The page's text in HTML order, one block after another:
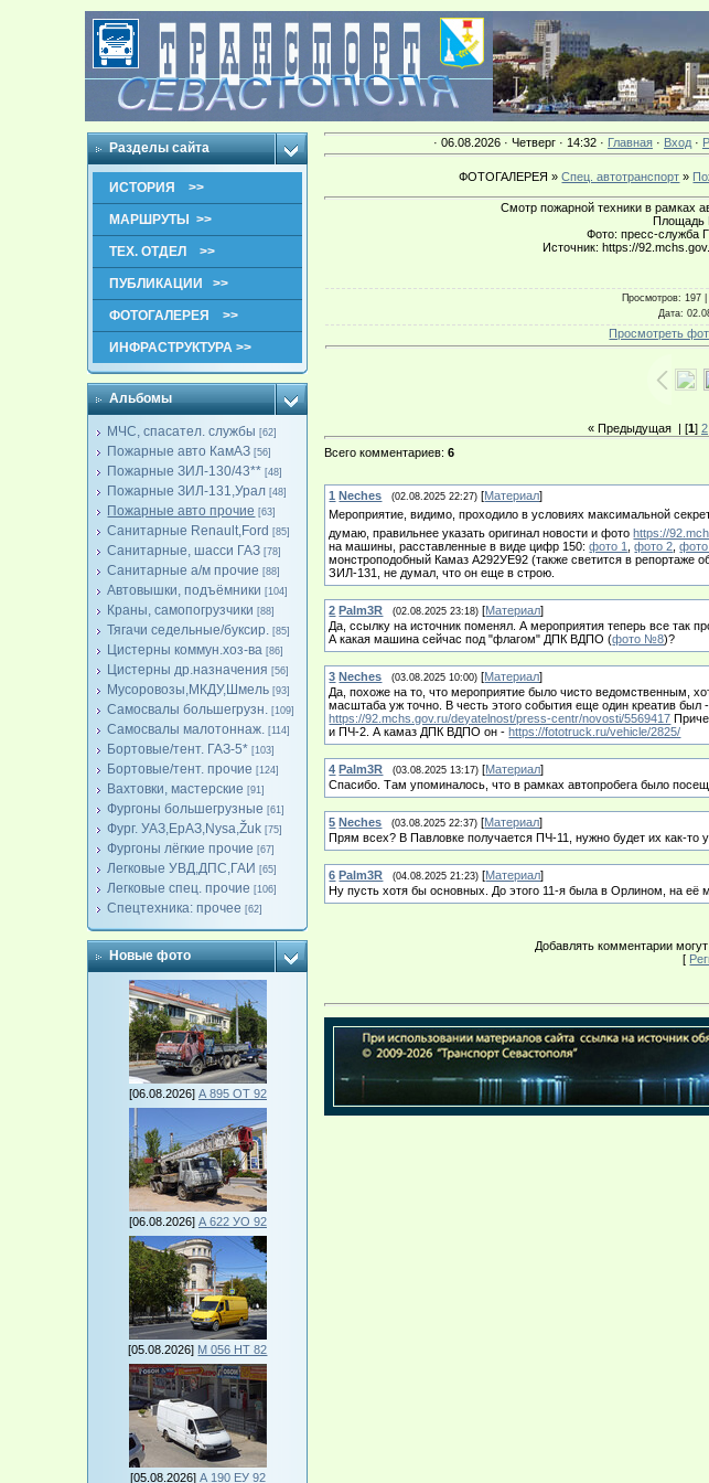
Разделы сайта
ИСТОРИЯ >>
МАРШРУТЫ >>
ТЕХ. ОТДЕЛ >>
ПУБЛИКАЦИИ >>
ФОТОГАЛЕРЕЯ >>
ИНФРАСТРУКТУРА >>
Альбомы
МЧС, спасател. службы [62]
Пожарные авто КамАЗ [56]
Пожарные ЗИЛ-130/43** [48]
Пожарные ЗИЛ-131,Урал [48]
Пожарные авто прочие [63]
Санитарные Renault,Ford [85]
Санитарные, шасси ГАЗ [78]
Санитарные а/м прочие [88]
Автовышки, подъёмники [104]
Краны, самопогрузчики [88]
Тягачи седельные/буксир. [85]
Цистерны коммун.хоз-ва [86]
Цистерны др.назначения [56]
Мусоровозы,МКДУ,Шмель [93]
Самосвалы большегрузн. [109]
Самосвалы малотоннаж. [114]
Бортовые/тент. ГАЗ-5* [103]
Бортовые/тент. прочие [124]
Вахтовки, мастерские [91]
Фургоны большегрузные [61]
Фург. УАЗ,ЕрАЗ,Nysa,Žuk [75]
Фургоны лёгкие прочие [67]
Легковые УВД,ДПС,ГАИ [65]
Легковые спец. прочие [106]
Спецтехника: прочее [62]
Новые фото
[06.08.2026] А 895 ОТ 92
[06.08.2026] А 622 УО 92
[05.08.2026] М 056 НТ 82
[05.08.2026] А 190 ЕУ 92
· 06.08.2026 · Четверг · 14:32 · Главная· Вход·
ФОТОГАЛЕРЕЯ »Спец. автотранспорт »
Смотр пожарной техники в рамках
Площадь
Фото: пресс-служба
Источник: https://
Просмотров: 197 |
Дата:
Просмотреть
« Предыдущая| [1] 2
Всего комментариев:6
1 Neches (02.08.2025 22:27) [Материал]
Мероприятие, видимо, проходило в условиях максимальной
думаю, правильнее указать оригинал новости и фотоhttps://
на машины, расставленные в виде цифр 150:фото 1 ,фото 2 ,
монстроподобный Камаз А292УЕ92 (также светится в
ЗИЛ-131, не думал, что он еще в строю.
2 Palm3R (02.08.2025 23:18) [Материал]
Да, ссылку на источник поменял. А мероприятия теперь все так
А какая машина сейчас под "флагом" ДПК ВДПО (фото №8)?
3 Neches (03.08.2025 10:00) [Материал]
Да, похоже на то, что мероприятие было чисто ведомственным,
масштаба уж точно. В честь этого события еще один креатив
https://92.mchs.gov.ru/deyatelnost/press-centr/novosti/5569417
и ПЧ-2. А камаз ДПК ВДПО он -https://fototruck.ru/vehicle/2825/
4 Palm3R (03.08.2025 13:17) [Материал]
Спасибо. Там упоминалось, что в рамках автопробега было
5 Neches (03.08.2025 22:37) [Материал]
Прям всех? В Павловке получается ПЧ-11, нужно будет их как-то
6 Palm3R (04.08.2025 21:23) [Материал]
Ну пусть хотя бы основных. До этого 11-я была в Орлином, на её
Добавлять комментарии
[